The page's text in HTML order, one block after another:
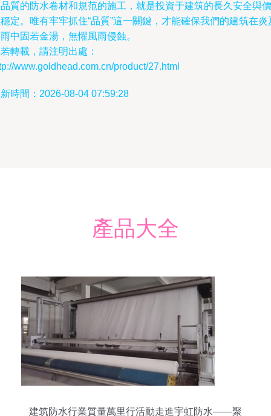
質的防水卷材和規范的施工，就是投資于建筑的長久安全與價
定。唯有牢牢抓住“品質”這一關鍵，才能確保我們的建筑在炎
中固若金湯，無懼風雨侵蝕。
轉載，請注明出處：
www.goldhead.com.cn/product/27.html
時間：2026-08-04 07:59:28
產品大全
建筑防水行業質量萬里行活動走進宇虹防水——聚